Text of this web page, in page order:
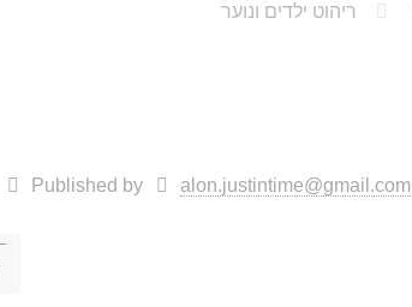
ריהוט ילדים ונוער
Published by alon.justintime@gmail.com